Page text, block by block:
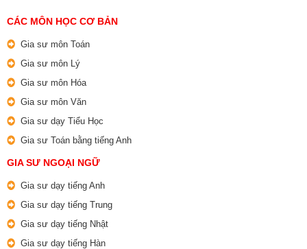
CÁC MÔN HỌC CƠ BẢN
Gia sư môn Toán
Gia sư môn Lý
Gia sư môn Hóa
Gia sư môn Văn
Gia sư dạy Tiểu Học
Gia sư Toán bằng tiếng Anh
GIA SƯ NGOẠI NGỮ
Gia sư dạy tiếng Anh
Gia sư dạy tiếng Trung
Gia sư dạy tiếng Nhật
Gia sư dạy tiếng Hàn